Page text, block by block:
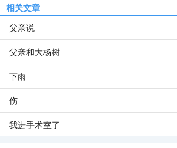
相关文章
父亲说
父亲和大杨树
下雨
伤
我进手术室了